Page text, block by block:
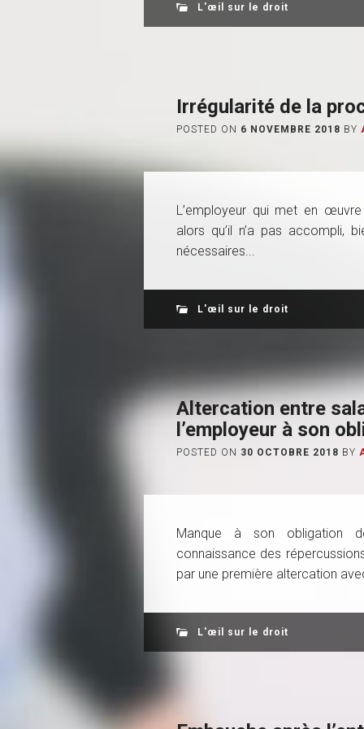
L'œil sur le droit
Irrégularité de la
POSTED ON 6 NOVEMBRE 2018 BY
L’employeur qui met en
alors qu’il n’a pas accompli,
nécessaires...
L'œil sur le droit
Altercation entre
l’employeur à son
POSTED ON 30 OCTOBRE 2018 BY
Manque à son obligation
connaissance des
par une première altercation
L'œil sur le droit